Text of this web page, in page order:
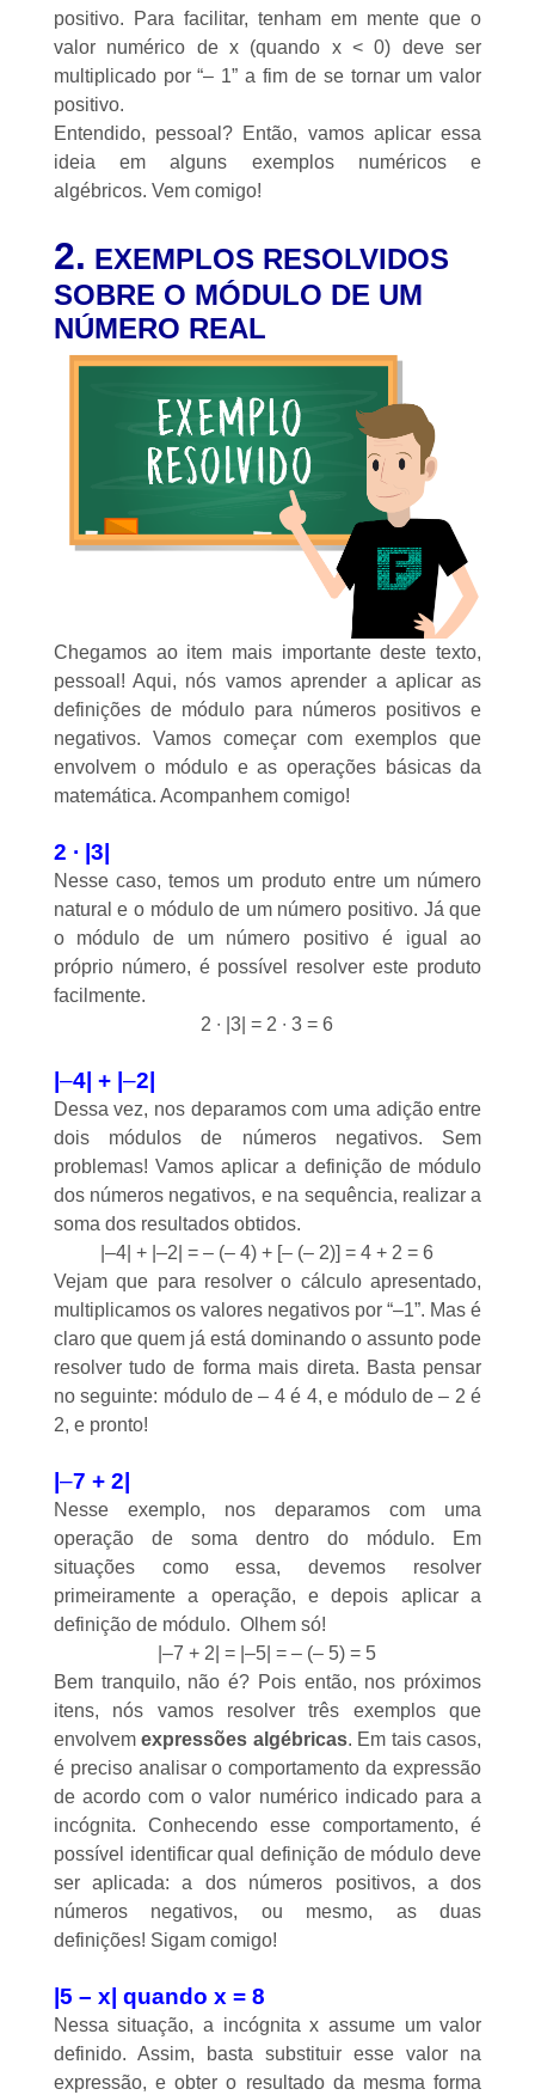
positivo. Para facilitar, tenham em mente que o
valor numérico de x (quando x < 0) deve ser
multiplicado por “– 1” a fim de se tornar um valor
positivo.
Entendido, pessoal? Então, vamos aplicar essa
ideia em alguns exemplos numéricos e
algébricos. Vem comigo!
2. EXEMPLOS RESOLVIDOS
SOBRE O MÓDULO DE UM
NÚMERO REAL
Chegamos ao item mais importante deste texto,
pessoal! Aqui, nós vamos aprender a aplicar as
definições de módulo para números positivos e
negativos. Vamos começar com exemplos que
envolvem o módulo e as operações básicas da
matemática. Acompanhem comigo!
2 ∙ |3|
Nesse caso, temos um produto entre um número
natural e o módulo de um número positivo. Já que
o módulo de um número positivo é igual ao
próprio número, é possível resolver este produto
facilmente.
2 ∙ |3| = 2 ∙ 3 = 6
–4| + | –2|
Dessa vez, nos deparamos com uma adição entre
dois módulos de números negativos. Sem
problemas! Vamos aplicar a definição de módulo
dos números negativos, e na sequência, realizar a
soma dos resultados obtidos.
|–4| + |–2| = – (– 4) + [– (– 2)] = 4 + 2 = 6
Vejam que para resolver o cálculo apresentado,
multiplicamos os valores negativos por “–1”. Mas é
claro que quem já está dominando o assunto pode
resolver tudo de forma mais direta. Basta pensar
no seguinte: módulo de – 4 é 4, e módulo de – 2 é
2, e pronto!
–7 + 2|
Nesse exemplo, nos deparamos com uma
operação de soma dentro do módulo. Em
situações como essa, devemos resolver
primeiramente a operação, e depois aplicar a
definição de módulo. Olhem só!
|–7 + 2| = |–5| = – (– 5) = 5
Bem tranquilo, não é? Pois então, nos próximos
itens, nós vamos resolver três exemplos que
envolvemexpressões algébricas. Em tais casos,
é preciso analisar o comportamento da expressão
de acordo com o valor numérico indicado para a
incógnita. Conhecendo esse comportamento, é
possível identificar qual definição de módulo deve
ser aplicada: a dos números positivos, a dos
números negativos, ou mesmo, as duas
definições! Sigam comigo!
|5 – x| quando x = 8
Nessa situação, a incógnita x assume um valor
definido. Assim, basta substituir esse valor na
expressão, e obter o resultado da mesma forma